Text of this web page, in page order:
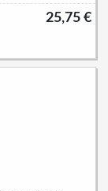
25,75 €